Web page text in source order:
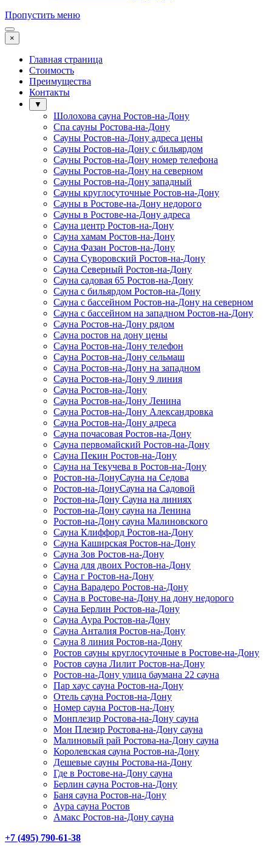
Пропустить меню
×
Главная страница
Стоимость
Преимущества
Контакты
▼
Шолохова сауна Ростов-на-Дону
Спа сауны Ростова-на-Дону
Сауны Ростов-на-Дону адреса цены
Сауны Ростов-на-Дону с бильярдом
Сауны Ростов-на-Дону номер телефона
Сауны Ростов-на-Дону на северном
Сауны Ростов-на-Дону западный
Сауны круглосуточные Ростов-на-Дону
Сауны в Ростове-на-Дону недорого
Сауны в Ростове-на-Дону адреса
Сауна центр Ростов-на-Дону
Сауна хамам Ростов-на-Дону
Сауна Фазан Ростов-на-Дону
Сауна Суворовский Ростов-на-Дону
Сауна Северный Ростов-на-Дону
Сауна садовая 65 Ростов-на-Дону
Сауна с бильярдом Ростов-на-Дону
Сауна с бассейном Ростов-на-Дону на северном
Сауна с бассейном на западном Ростов-на-Дону
Сауна Ростов-на-Дону рядом
Сауна ростов на дону цены
Сауна Ростов-на-Дону телефон
Сауна Ростов-на-Дону сельмаш
Сауна Ростов-на-Дону на западном
Сауна Ростов-на-Дону 9 линия
Сауна Ростов-на-Дону
Сауна Ростов-на-Дону Ленина
Сауна Ростов-на-Дону Александровка
Сауна Ростов-на-Дону адреса
Сауна почасовая Ростов-на-Дону
Сауна первомайский Ростов-на-Дону
Сауна Пекин Ростов-на-Дону
Сауна на Текучева в Ростов-на-Дону
Ростов-на-ДонуСауна на Седова
Ростов-на-ДонуСауна на Садовой
Ростов-на-Дону Сауна на линиях
Ростов-на-Дону сауна на Ленина
Ростов-на-Дону сауна Малиновского
Сауна Клиффорд Ростов-на-Дону
Сауна Каширская Ростов-на-Дону
Сауна Зов Ростов-на-Дону
Сауна для двоих Ростов-на-Дону
Сауна г Ростов-на-Дону
Сауна Варадеро Ростов-на-Дону
Сауна в Ростове-на-Дону на дону недорого
Сауна Берлин Ростов-на-Дону
Сауна Аура Ростов-на-Дону
Сауна Анталия Ростов-на-Дону
Сауна 8 линия Ростов-на-Дону
Ростов сауны круглосуточные в Ростове-на-Дону
Ростов сауна Лилит Ростов-на-Дону
Ростов-на-Дону улица баумана 22 сауна
Пар хаус сауна Ростов-на-Дону
Отель сауна Ростов-на-Дону
Номер сауна Ростов-на-Дону
Монплезир Ростова-на-Дону сауна
Мон Плезир Ростова-на-Дону сауна
Малиновый рай Ростова-на-Дону сауна
Королевская сауна Ростов-на-Дону
Дешевые сауны Ростова-на-Дону
Где в Ростове-на-Дону сауна
Берлин сауна Ростов-на-Дону
Баня сауна Ростов-на-Дону
Аура сауна Ростов
Амакс Ростов-на-Дону сауна
+7 (495) 790-61-38